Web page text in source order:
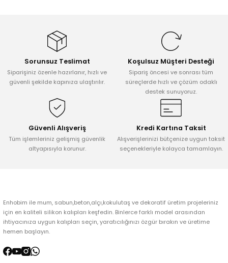
tarafımıza iletebilirsiniz.
Görüş ve önerileriniz için teşekkür ederiz.
Ürün resmi kalitesiz, bozuk veya görüntülenemiyor.
Ürün açıklamasında eksik bilgiler bulunuyor.
Ürün fiyatı diğer sitelerden daha pahalı.
Bu ürüne benzer farklı alternatifler olmalı.
Sorunsuz Teslimat
Siparişiniz özenle hazırlanır, hızlı ve
güvenli şekilde kapınıza ulaştırılır.
Koşulsuz Müşteri Desteği
Sipariş öncesi ve sonrası tüm
süreçlerde hızlı ve çözüm odaklı
destek sunuyoruz.
Güvenli Alışveriş
Tüm işlemleriniz gelişmiş güvenlik
altyapısıyla korunur.
Kredi Kartına Taksit
Alışverişlerinizi bütçenize uygun taksit
seçenekleriyle kolayca tamamlayın.
Enhobim ile mum, sabun,beton,alçı,kokulutaş ve dekoratif üretim projeleriniz
için en kaliteli silikon kalıpları keşfedin. Binlerce farklı model arasından
ihtiyacınıza uygun kalıpları seçin, yaratıcılığınızı özgür bırakın ve üretime
hemen başlayın.